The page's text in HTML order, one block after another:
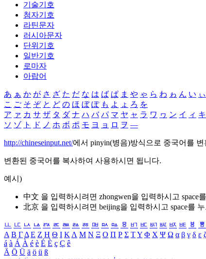
기술기호
첨자기호
라틴문자
러시아문자
단위기호
일반기호
로마자
아랍어
あ ぁ か が さ ざ た だ な は ば ぱ ま や ゃ ら わ ゎ ん い ぃ
こ ご そ ぞ と ど の ほ ぼ ぽ も よ ょ ろ を
ア ァ カ サ ザ タ ダ ナ ハ バ パ マ ヤ ャ ラ ワ ヮ ン イ ィ キ
ソ ゾ ト ド ノ ホ ボ ポ モ ヨ ョ ロ ヲ ―
http://chineseinput.net/에서 pinyin(병음)방식으로 중국어를
변환된 중국어를 복사하여 사용하시면 됩니다.
예시)
中文 을 입력하시려면 zhongwen을 입력하시고 space
北京 을 입력하시려면 beijing을 입력하시고 space를
ㅥ ㅦ ㅧ ㅨ ㅩ ㅪ ㅫ ㅬ ㅭ ㅮ ㅯ ㅰ ㅱ ㅲ ㅳ ㅴ ㅵ ㅶ ㅷ ㅸ ㅹ
Α Β ΓΔ Ε Ζ Η Θ Ι ΚΛ Μ Ν Ξ Ο Π Ρ Σ ΤΥ Φ Χ Ψ Ω α β γ δ ε ζ
á à Á À é è É È ç Ç ê
Ä Ö Ü ä ö ü ß